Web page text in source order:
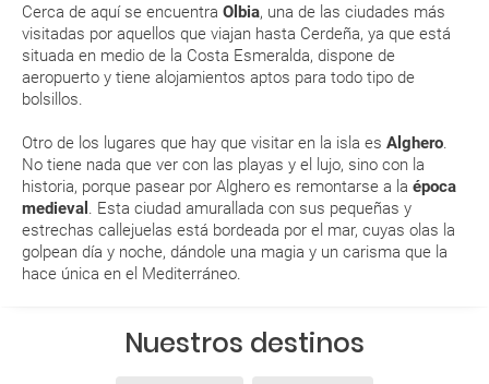
Cerca de aquí se encuentra Olbia, una de las ciudades más
visitadas por aquellos que viajan hasta Cerdeña, ya que está
situada en medio de la Costa Esmeralda, dispone de
aeropuerto y tiene alojamientos aptos para todo tipo de
bolsillos.
Otro de los lugares que hay que visitar en la isla es Alghero
No tiene nada que ver con las playas y el lujo, sino con la
historia, porque pasear por Alghero es remontarse a la época
medieval
. Esta ciudad amurallada con sus pequeñas y
estrechas callejuelas está bordeada por el mar, cuyas olas la
golpean día y noche, dándole una magia y un carisma que la
hace única en el Mediterráneo.
quedado de pendiente de confirmación ¿Cómo
sabré si se confirma el viaje?
¿Cómo sé si hay plazas disponibles en el viaje que
Si tengo los traslados incluidos, ¿dónde debo
dirigirme?
¿Incluye algún seguro de viaje mi reserva?
reservas de viajes?Nuestros destinos